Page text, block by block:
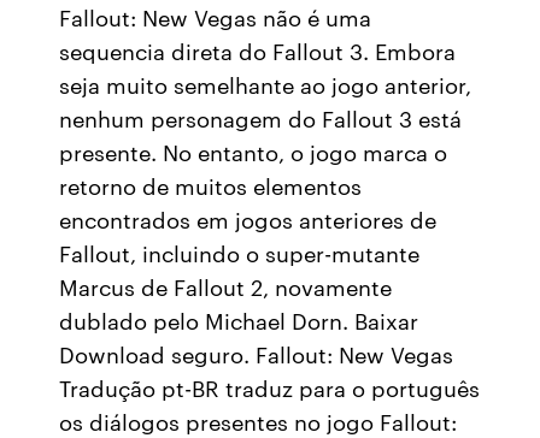
Fallout: New Vegas não é uma
sequencia direta do Fallout 3. Embora
seja muito semelhante ao jogo anterior,
nenhum personagem do Fallout 3 está
presente. No entanto, o jogo marca o
retorno de muitos elementos
encontrados em jogos anteriores de
Fallout, incluindo o super-mutante
Marcus de Fallout 2, novamente
dublado pelo Michael Dorn. Baixar
Download seguro. Fallout: New Vegas
Tradução pt-BR traduz para o português
os diálogos presentes no jogo Fallout: